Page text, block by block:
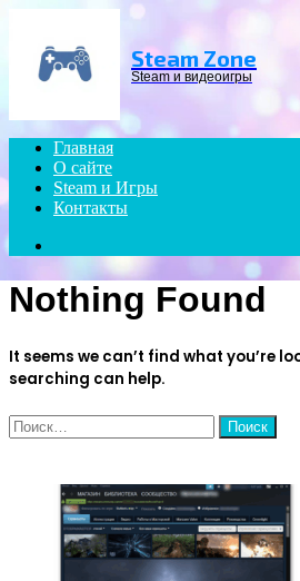
Steam Zone
Steam и видеоигры
Главная
О сайте
Steam и Игры
Контакты
Nothing Found
It seems we can’t find what you’re
searching can help.
Найти: